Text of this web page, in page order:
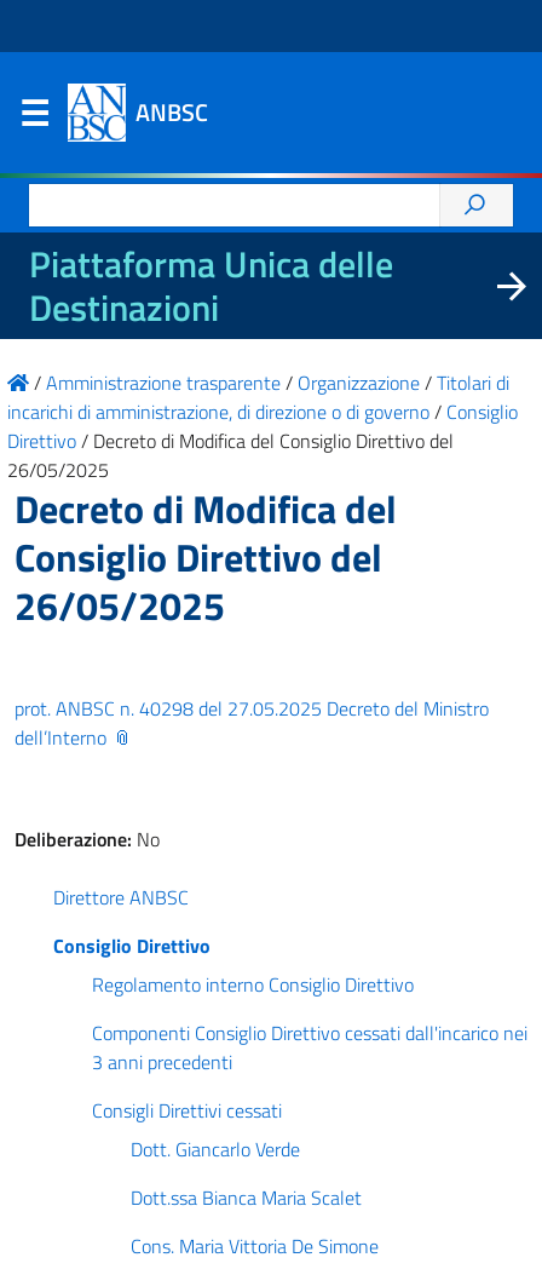
ANBSC
per:
Piattaforma Unica delle
Destinazioni
/Amministrazione trasparente/ Organizzazione/Titolari di
incarichi di amministrazione, di direzione o di governo/ Consiglio
Direttivo/ Decreto di Modifica del Consiglio Direttivo del
26/05/2025
Decreto di Modifica del
Consiglio Direttivo del
26/05/2025
prot. ANBSC n. 40298 del 27.05.2025 Decreto del Ministro
dell’Interno
Deliberazione: No
Direttore ANBSC
Consiglio Direttivo
Regolamento interno Consiglio Direttivo
Componenti Consiglio Direttivo cessati dall'incarico nei
3 anni precedenti
Consigli Direttivi cessati
Dott. Giancarlo Verde
Dott.ssa Bianca Maria Scalet
Cons. Maria Vittoria De Simone